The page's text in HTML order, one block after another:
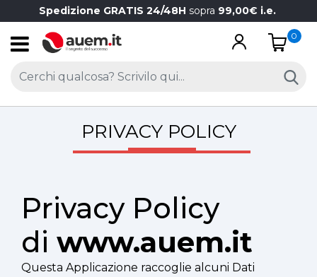
Spedizione GRATIS 24/48H sopra 99,00€ i.e.
Open
0
PRIVACY POLICY
Privacy Policy
di www.auem.it
Questa Applicazione raccoglie alcuni Dati